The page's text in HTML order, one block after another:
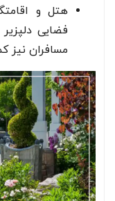
هتل و
فضایی
مسافران نیز